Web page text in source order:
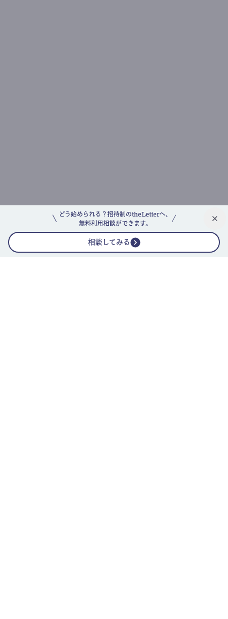
どう始められる？招待制のtheLetterへ、
無料利用相談ができます。
相談してみる